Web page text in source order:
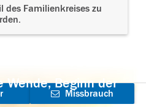
des Familienkreises zu
Wende, Beginn der
Missbrauch